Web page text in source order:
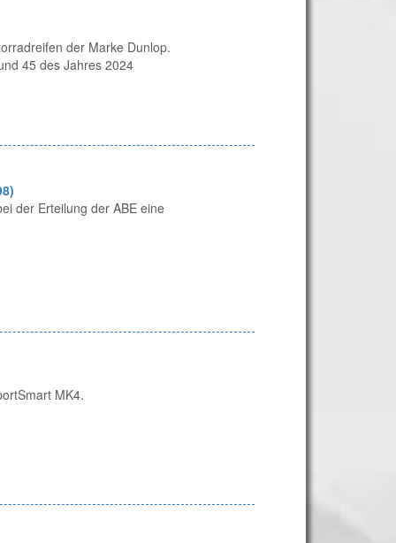
der Marke Dunlop.
45 des Jahres 2024
der Erteilung der ABE eine
MK4.